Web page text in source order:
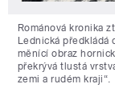
Románová kronika
Lednická předkládá
měnící obraz
překrývá tlustá
zemi a rudém kraji“.